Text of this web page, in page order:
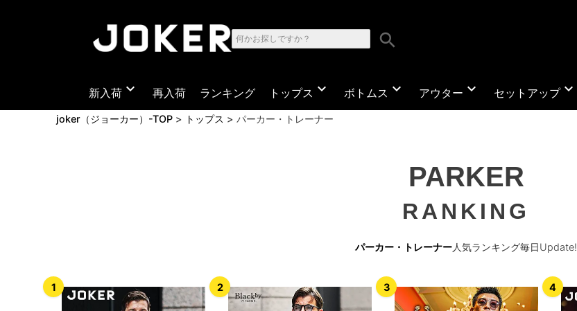
search
新入荷 expand_more 再入荷 ランキング トップス expand_more ボトムス expand_more アウター expand_more セットアップexpand_more
joker（ジョーカー）-TOP トップス パーカー・トレーナー
PARKER
RANKING
パーカー・トレーナー人気ランキング毎日Update!